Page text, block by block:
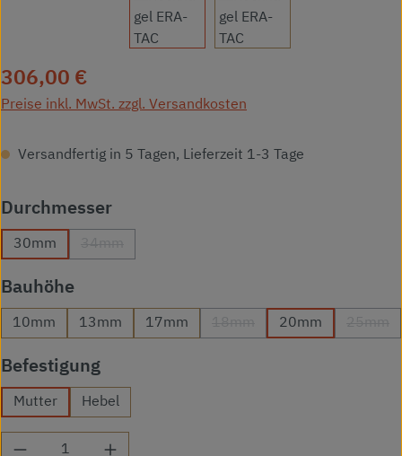
Regulärer Preis:
306,00 €
Preise inkl. MwSt. zzgl. Versandkosten
Versandfertig in 5 Tagen, Lieferzeit 1-3 Tage
Durchmesserauswählen
30mm
Bauhöheauswählen
10mm 13mm 17mm 20mm
Befestigungauswählen
Mutter Hebel
Produkt Anzahl: Gib den gewünschten